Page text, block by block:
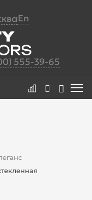
En
555-39-65